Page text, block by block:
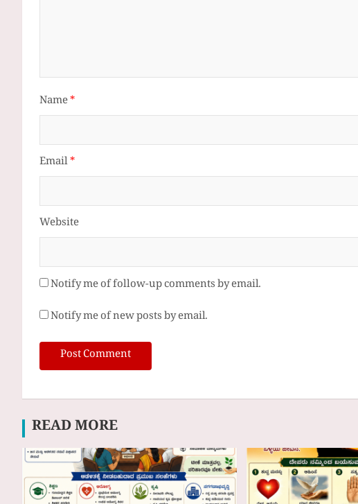
Name*
Email*
Website
Notify me of follow-up comments by email.
Notify me of new posts by email.
READ MORE